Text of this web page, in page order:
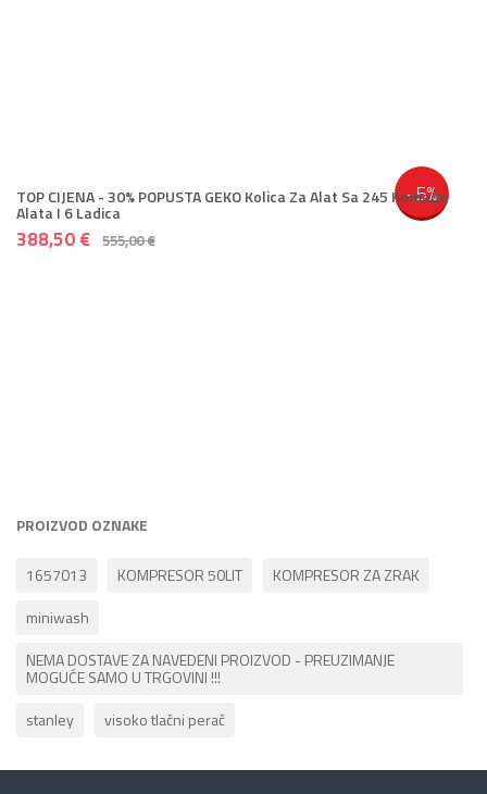
-5%
TOP CIJENA - 30% POPUSTA GEKO Kolica Za Alat Sa 245 Komada
Alata I 6 Ladica
388,50 € 555,00 €
PROIZVOD OZNAKE
1657013 KOMPRESOR 50LIT
KOMPRESOR ZA ZRAK
miniwash
NEMA DOSTAVE ZA NAVEDENI PROIZVOD - PREUZIMANJE
MOGUĆE SAMO U TRGOVINI !!!
stanley
visoko tlačni perač